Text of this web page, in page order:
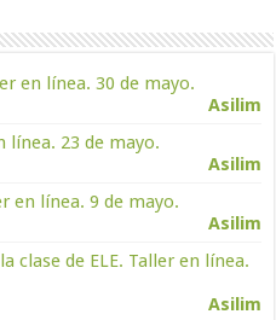
en línea. 30 de mayo.
Asilim
línea. 23 de mayo.
Asilim
en línea. 9 de mayo.
Asilim
clase de ELE. Taller en línea.
Asilim